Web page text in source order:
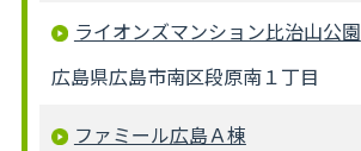
ライオンズマンション比治山公園
広島県広島市南区段原南１丁目
ファミール広島Ａ棟